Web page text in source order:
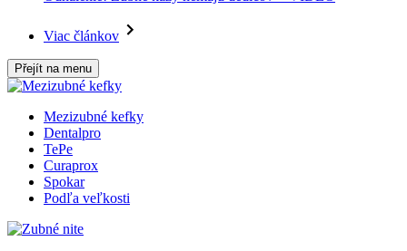
Viac článkov
Přejít na menu
Mezizubné kefky
Dentalpro
TePe
Curaprox
Spokar
Podľa veľkosti